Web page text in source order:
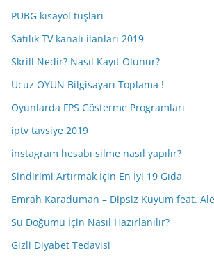
PUBG kısayol tuşları
Satılık TV kanalı ilanları 2019
Skrill Nedir? Nasıl Kayıt Olunur?
Ucuz OYUN Bilgisayarı Toplama !
Oyunlarda FPS Gösterme Programları
iptv tavsiye 2019
instagram hesabı silme nasıl yapılır?
Sindirimi Artırmak İçin En İyi 19 Gıda
Emrah Karaduman – Dipsiz Kuyum feat.
Su Doğumu İçin Nasıl Hazırlanılır?
Gizli Diyabet Tedavisi